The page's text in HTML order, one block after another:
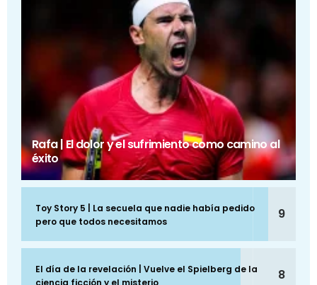
Rafa | El dolor y el sufrimiento como camino al
éxito
Toy Story 5 | La secuela que nadie había pedido
pero que todos necesitamos
9
El día de la revelación | Vuelve el Spielberg de la
8